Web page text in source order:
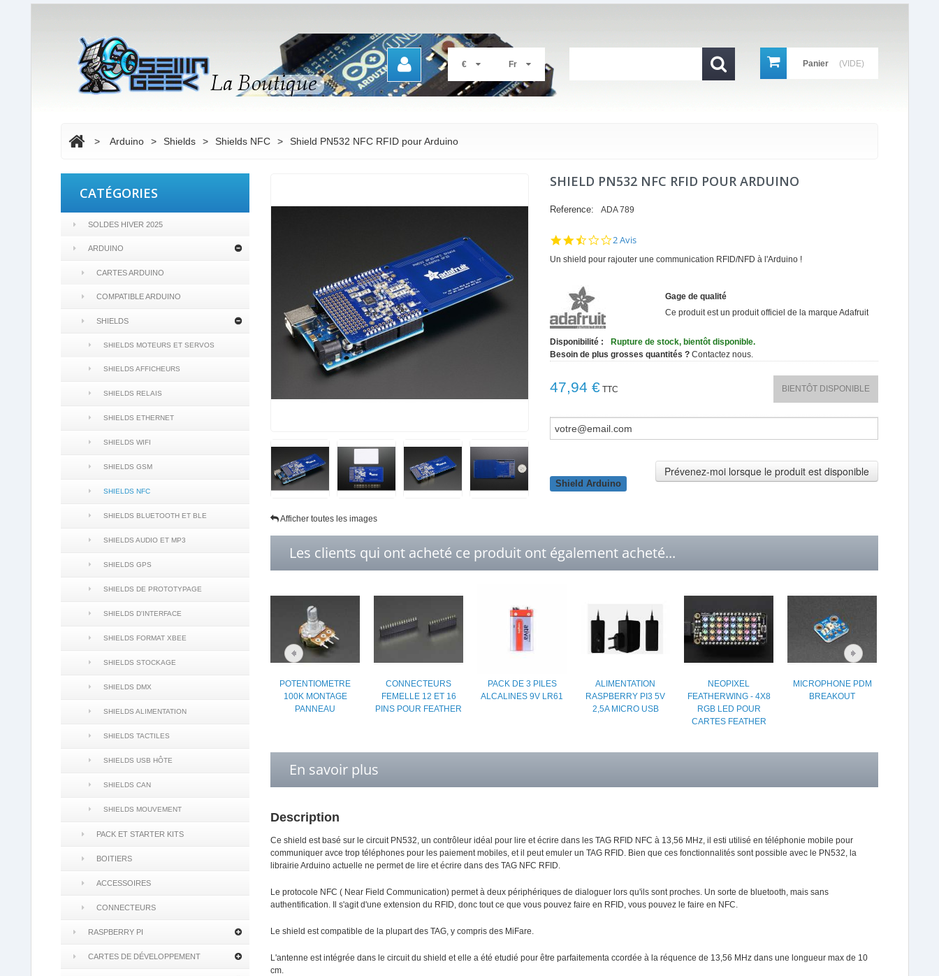
Panier (VIDE)
€ Fr
> Arduino > Shields > Shields NFC > Shield PN532 NFC RFID pour Arduino
CATÉGORIES
SOLDES HIVER 2025
ARDUINO
CARTES ARDUINO
COMPATIBLE ARDUINO
SHIELDS
SHIELDS MOTEURS ET SERVOS
SHIELDS AFFICHEURS
SHIELDS RELAIS
SHIELDS ETHERNET
SHIELDS WIFI
SHIELDS GSM
SHIELDS NFC
SHIELDS BLUETOOTH ET BLE
SHIELDS AUDIO ET MP3
SHIELDS GPS
SHIELDS DE PROTOTYPAGE
SHIELDS D'INTERFACE
SHIELDS FORMAT XBEE
SHIELDS STOCKAGE
SHIELDS DMX
SHIELDS ALIMENTATION
SHIELDS TACTILES
SHIELDS USB HÔTE
SHIELDS CAN
SHIELDS MOUVEMENT
PACK ET STARTER KITS
BOITIERS
ACCESSOIRES
CONNECTEURS
RASPBERRY PI
CARTES DE DÉVELOPPEMENT
Afficher toutes les images
SHIELD PN532 NFC RFID POUR ARDUINO
Reference: ADA 789
2.5
rating
2 Avis
Un shield pour rajouter une communication RFID/NFD à l'Arduino !
Gage de qualité
Ce produit est un produit officiel de la marque Adafruit
Disponibilité :
Rupture de stock, bientôt disponible.
Besoin de plus grosses quantités ? Contactez nous.
47,94 € TTC BIENTÔT DISPONIBLE
Prévenez-moi lorsque le produit est disponible
Shield Arduino
Les clients qui ont acheté ce produit ont également acheté...
POTENTIOMETRE
100K MONTAGE
PANNEAU
CONNECTEURS
FEMELLE 12 ET 16
PINS POUR FEATHER
PACK DE 3 PILES
ALCALINES 9V LR61
ALIMENTATION
RASPBERRY PI3 5V
2,5A MICRO USB
NEOPIXEL
FEATHERWING - 4X8
RGB LED POUR
CARTES FEATHER
MICROPHONE PDM
BREAKOUT
En savoir plus
Description
Ce shield est basé sur le circuit PN532, un contrôleur idéal pour lire et écrire dans les TAG RFID NFC à 13,56 MHz, il esti utilisé en téléphonie mobile pour
communiquer avce trop téléphones pour les paiement mobiles, et il peut emuler un TAG RFID. Bien que ces fonctionnalités sont possible avec le PN532, la
librairie Arduino actuelle ne permet de lire et écrire dans des TAG NFC RFID.
Le protocole NFC ( Near Field Communication) permet à deux périphériques de dialoguer lors qu'ils sont proches. Un sorte de bluetooth, mais sans
authentification. Il s'agit d'une extension du RFID, donc tout ce que vous pouvez faire en RFID, vous pouvez le faire en NFC.
Le shield est compatible de la plupart des TAG, y compris des MiFare.
L'antenne est intégrée dans le circuit du shield et elle a été etudié pour être parfaitementa ccordée à la réquence de 13,56 MHz dans une longueur max de 10
cm.